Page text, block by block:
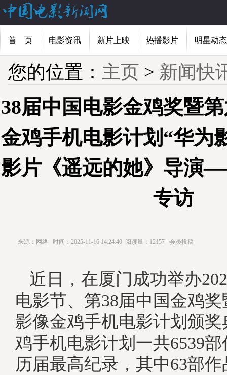
首 页 电影资讯 新片上映 热播影片 明星动态
您的位置： 主页 > 新闻快
38届中国电影金鸡奖暨
金鸡手机电影计划“华为
影片《遥远的她》导演
专访
来源：网络 时间：2025-11-16 14:24:40 阅读量：12157 会员投稿
近日，在厦门成功举办
电影节、第38届中国金鸡
影像金鸡手机电影计划颁
鸡手机电影计划一共6539
历届最高纪录，其中63部